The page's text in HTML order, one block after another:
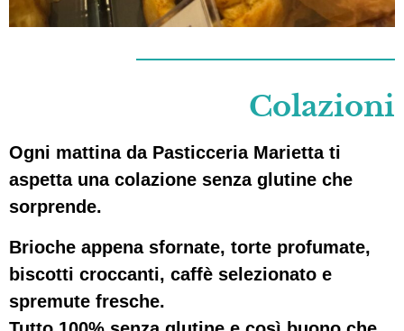
Colazioni
Ogni mattina da Pasticceria Mariettati
aspetta una colazione senza glutine che
sorprende.
Brioche appena sfornate, torte profumate,
biscotti croccanti, caffè selezionato e
spremute fresche.